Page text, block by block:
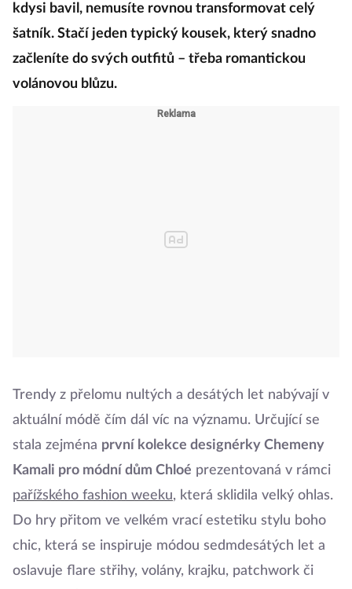
kdysi bavil, nemusíte rovnou transformovat celý
šatník. Stačí jeden typický kousek, který snadno
začleníte do svých outfitů – třeba romantickou
volánovou blůzu.
Trendy z přelomu nultých a desátých let nabývají v
aktuální módě čím dál víc na významu. Určující se
stala zejména první kolekce designérky Chemeny
Kamali pro módní dům Chloé prezentovaná v rámci
pařížského fashion weeku, která sklidila velký ohlas.
Do hry přitom ve velkém vrací estetiku stylu boho
chic, která se inspiruje módou sedmdesátých let a
oslavuje flare střihy, volány, krajku, patchwork či